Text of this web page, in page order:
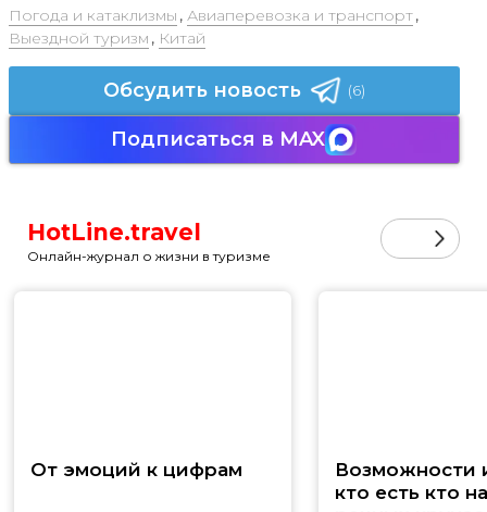
Погода и катаклизмы , Авиаперевозка и транспорт,
Выездной туризм , Китай
Обсудить новость (6)
Подписаться в MAX
HotLine.travel
Онлайн-журнал о жизни в туризме
От эмоций к цифрам
Возможности
кто есть кто